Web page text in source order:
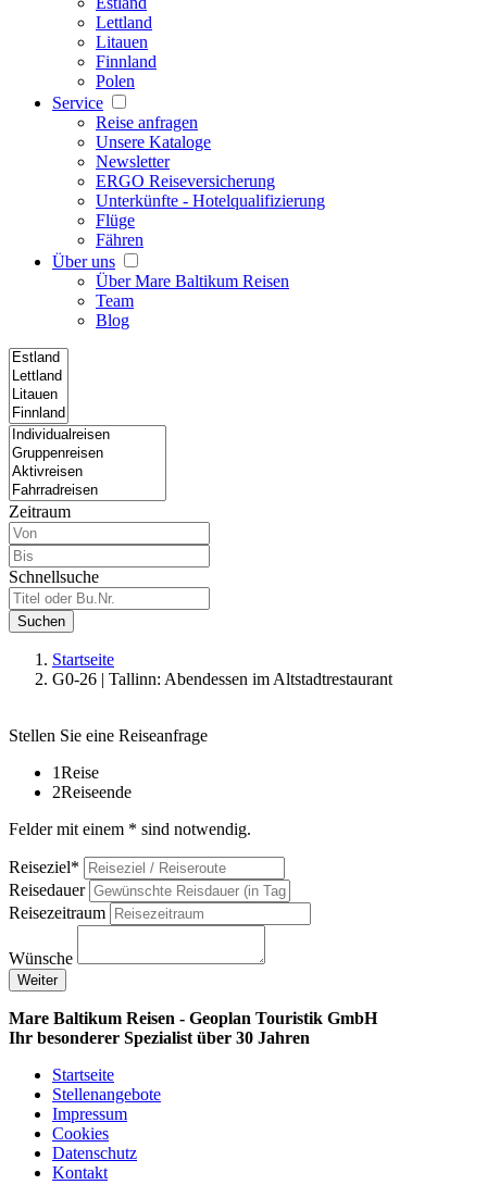
Lettland
Litauen
Finnland
Polen
Service
Reise anfragen
Unsere Kataloge
Newsletter
ERGO Reiseversicherung
Unterkünfte - Hotelqualifizierung
Flüge
Fähren
Über uns
Über Mare Baltikum Reisen
Team
Blog
Zeitraum
Schnellsuche
Suchen
Startseite
G0-26 | Tallinn: Abendessen im Altstadtrestaurant
Stellen Sie eine Reiseanfrage
1Reise
2Reiseende
Felder mit einem * sind notwendig.
Reiseziel*
Reisedauer
Reisezeitraum
Wünsche
Weiter
Mare Baltikum Reisen - Geoplan Touristik GmbH
Ihr besonderer Spezialist über 30 Jahren
Startseite
Stellenangebote
Impressum
Cookies
Datenschutz
Kontakt